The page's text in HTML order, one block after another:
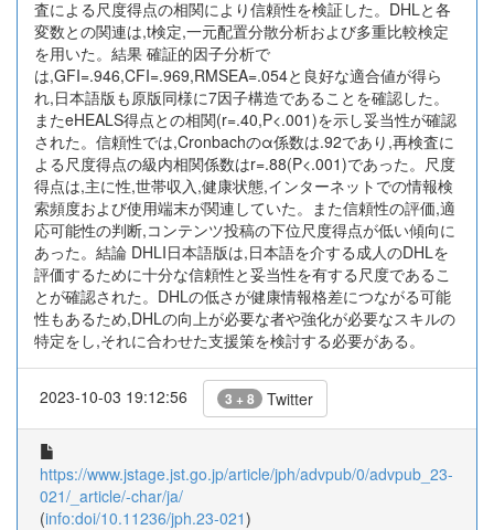
査による尺度得点の相関により信頼性を検証した。DHLと各
変数との関連は,t検定,一元配置分散分析および多重比較検定
を用いた。結果 確証的因子分析で
は,GFI=.946,CFI=.969,RMSEA=.054と良好な適合値が得ら
れ,日本語版も原版同様に7因子構造であることを確認した。
またeHEALS得点との相関(r=.40,P<.001)を示し妥当性が確認
された。信頼性では,Cronbachのα係数は.92であり,再検査に
よる尺度得点の級内相関係数はr=.88(P<.001)であった。尺度
得点は,主に性,世帯収入,健康状態,インターネットでの情報検
索頻度および使用端末が関連していた。また信頼性の評価,適
応可能性の判断,コンテンツ投稿の下位尺度得点が低い傾向に
あった。結論 DHLI日本語版は,日本語を介する成人のDHLを
評価するために十分な信頼性と妥当性を有する尺度であるこ
とが確認された。DHLの低さが健康情報格差につながる可能
性もあるため,DHLの向上が必要な者や強化が必要なスキルの
特定をし,それに合わせた支援策を検討する必要がある。
2023-10-03 19:12:56 3 + 8 Twitter
https://www.jstage.jst.go.jp/article/jph/advpub/0/advpub_23-
021/_article/-char/ja/
(info:doi/10.11236/jph.23-021)